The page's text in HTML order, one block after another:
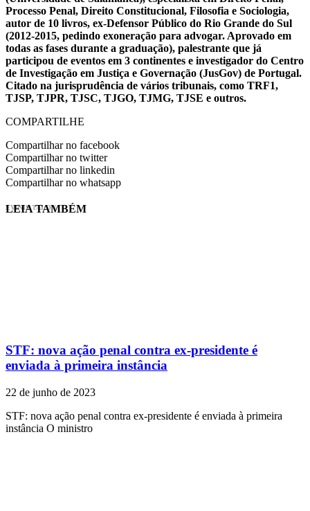
Processo Penal, Direito Constitucional, Filosofia e Sociologia,
autor de 10 livros, ex-Defensor Público do Rio Grande do Sul
(2012-2015, pedindo exoneração para advogar. Aprovado em
todas as fases durante a graduação), palestrante que já
participou de eventos em 3 continentes e investigador do Centro
de Investigação em Justiça e Governação (JusGov) de Portugal.
Citado na jurisprudência de vários tribunais, como TRF1,
TJSP, TJPR, TJSC, TJGO, TJMG, TJSE e outros.
COMPARTILHE
Compartilhar no facebook
Compartilhar no twitter
Compartilhar no linkedin
Compartilhar no whatsapp
EVINIS TALON
LEIA TAMBÉM
STF: nova ação penal contra ex-presidente é
enviada à primeira instância
22 de junho de 2023
STF: nova ação penal contra ex-presidente é enviada à primeira
instância O ministro